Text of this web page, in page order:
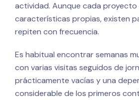
actividad. Aunque cada proyecto
características propias, existen
repiten con frecuencia.
Es habitual encontrar semanas
con varias visitas seguidos de
prácticamente vacías y una
considerable de los primeros